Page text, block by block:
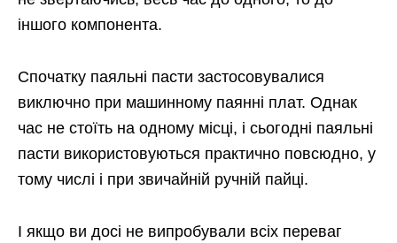
іншого компонента.
Спочатку паяльні пасти застосовувалися
виключно при машинному паянні плат. Однак
час не стоїть на одному місці, і сьогодні паяльні
пасти використовуються практично повсюдно, у
тому числі і при звичайній ручній пайці.
І якщо ви досі не випробували всіх переваг